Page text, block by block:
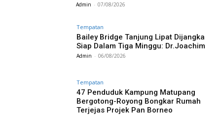
Admin - 07/08/2026
Tempatan
Bailey Bridge Tanjung Lipat Dijangka
Siap Dalam Tiga Minggu: Dr.Joachim
Admin - 06/08/2026
Tempatan
47 Penduduk Kampung Matupang
Bergotong-Royong Bongkar Rumah
Terjejas Projek Pan Borneo